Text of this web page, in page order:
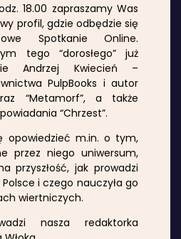
18.00 zapraszamy Was
profil, gdzie odbędzie się
Spotkanie Online.
tego “dorosłego” już
Andrzej Kwiecień –
PulpBooks i autor
“Metamorf”, a także
“Chrzest”.
opowiedzieć m.in. o tym,
przez niego uniwersum,
przyszłość, jak prowadzi
i czego nauczyła go
wiertniczych.
nasza redaktorka